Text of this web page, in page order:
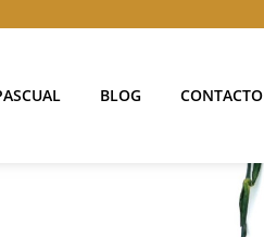
BLOG CONTACTO